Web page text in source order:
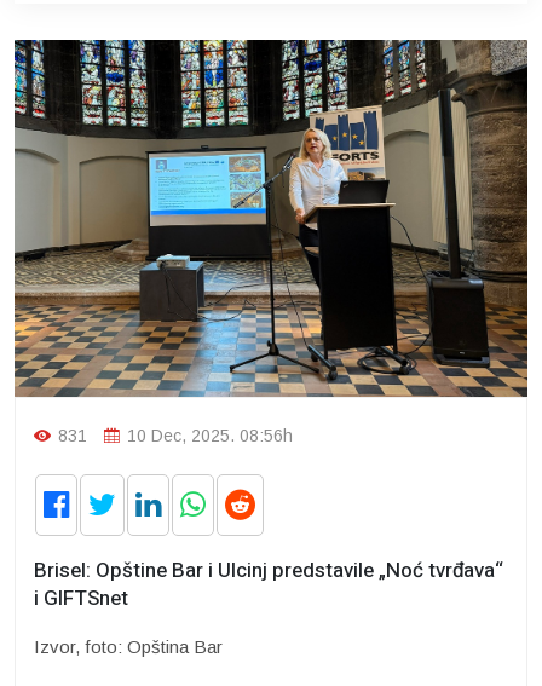
831 10 Dec, 2025. 08:56h
Brisel: Opštine Bar i Ulcinj predstavile „Noć tvrđava“
i GIFTSnet
Izvor, foto: Opština Bar